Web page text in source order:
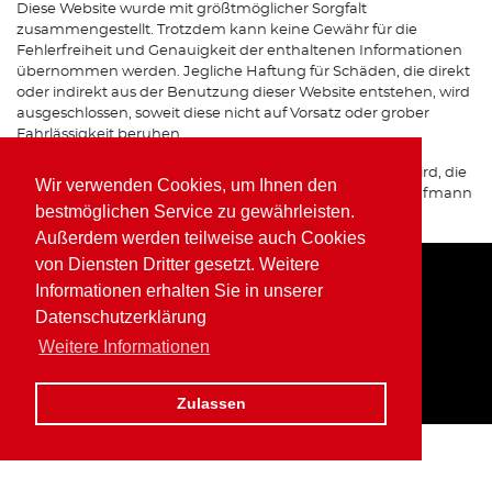
Wir verwenden Cookies, um Ihnen den
bestmöglichen Service zu gewährleisten.
Außerdem werden teilweise auch Cookies
von Diensten Dritter gesetzt. Weitere
Informationen erhalten Sie in unserer
Datenschutzerklärung
Weitere Informationen
Zulassen
Diese Website wurde mit größtmöglicher Sorgfalt
zusammengestellt. Trotzdem kann keine Gewähr für die
Fehlerfreiheit und Genauigkeit der enthaltenen Informationen
übernommen werden. Jegliche Haftung für Schäden, die direkt
oder indirekt aus der Benutzung dieser Website entstehen, wird
ausgeschlossen, soweit diese nicht auf Vorsatz oder grober
Fahrlässigkeit beruhen.
Sofern von dieser Website auf Internetseiten verwiesen wird, die
von Dritten betrieben werden, übernimmt Wolfgang Kaufmann
keine Verantwortung für deren Inhalte.
Home Impressum Datenschutz